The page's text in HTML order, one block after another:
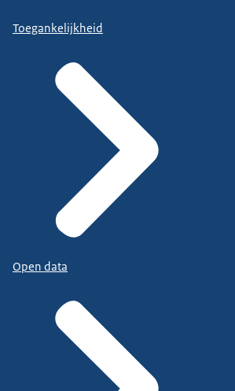
Toegankelijkheid
Open data